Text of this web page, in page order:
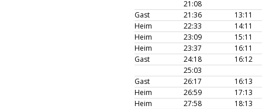
21:08
Gast
21:36
13:11
Heim
22:33
14:11
Heim
23:09
15:11
Heim
23:37
16:11
Gast
24:18
16:12
25:03
Gast
26:17
16:13
Heim
26:59
17:13
Heim
27:58
18:13